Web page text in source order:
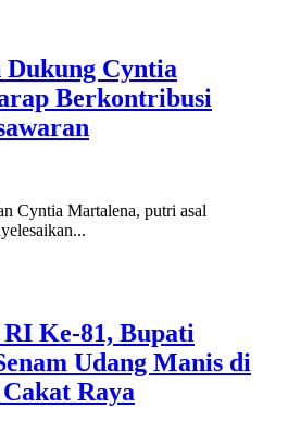
Dukung Cyntia
Berkontribusi
Cyntia Martalena, putri asal
Ke-81, Bupati
Udang Manis di
Raya